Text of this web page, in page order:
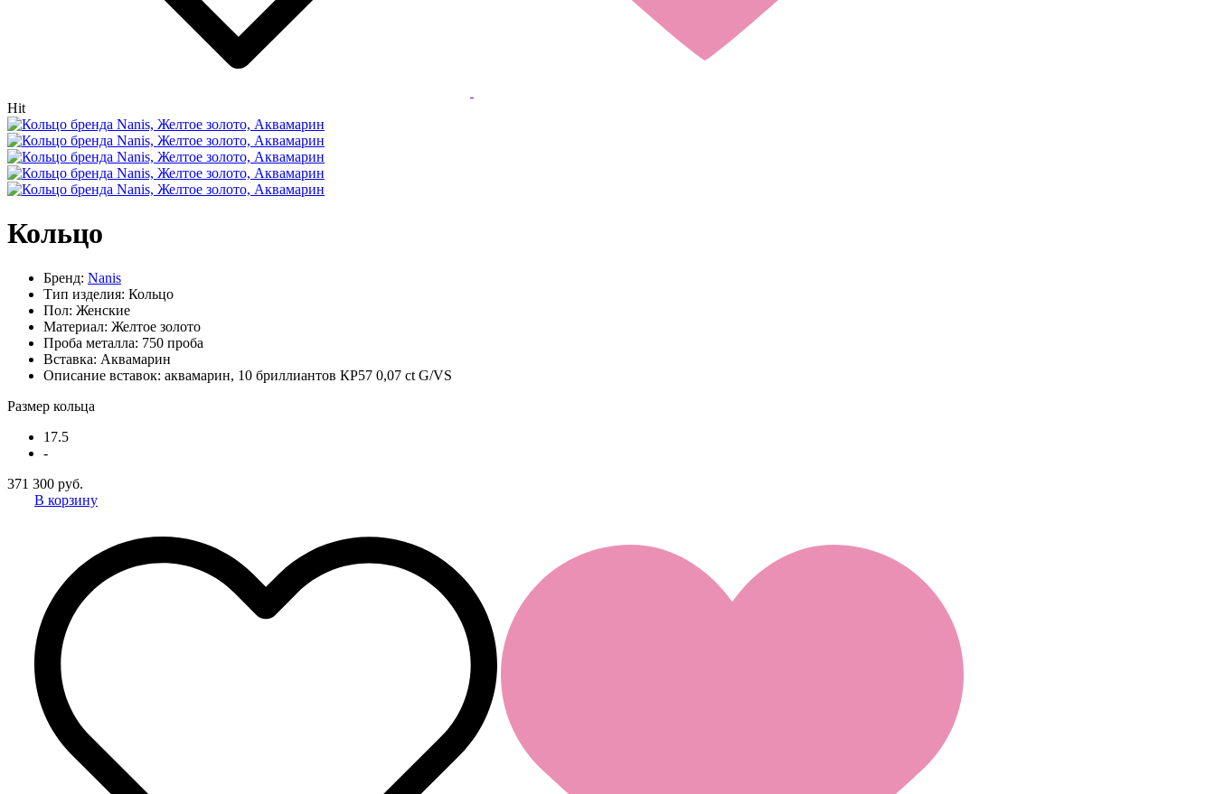
Hit
Кольцо
Бренд: Nanis
Тип изделия: Кольцо
Пол: Женские
Материал: Желтое золото
Проба металла: 750 проба
Вставка: Аквамарин
Описание вставок: аквамарин, 10 бриллиантов КР57 0,07 ct G/VS
Размер кольца
17.5
-
371 300 руб.
В корзину